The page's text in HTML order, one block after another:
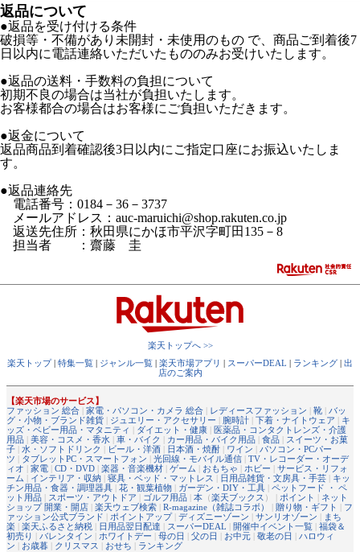
返品について
●返品を受け付ける条件
破損等・不備があり未開封・未使用のもの で、商品ご到着後7
日以内に電話連絡いただいたもののみお受けいたします。
●返品の送料・手数料の負担について
初期不良の場合は当社が負担いたします。
お客様都合の場合はお客様にご負担いただきます。
●返金について
返品商品到着確認後3日以内にご指定口座にお振込いたしま
す。
●返品連絡先
電話番号：0184－36－3737
メールアドレス：auc-maruichi@shop.rakuten.co.jp
返送先住所：秋田県にかほ市平沢字町田135－8
担当者 ：齋藤 圭
楽天トップへ >>
楽天トップ
特集一覧 ジャンル一覧 楽天市場アプリ スーパーDEAL ランキング
出
店のご案内
【楽天市場のサービス】
ファッション 総合
家電・パソコン・カメラ 総合 レディースファッション 靴
バッ
グ・小物・ブランド雑貨
ジュエリー・アクセサリー 腕時計 下着・ナイトウェア
キ
ッズ・ベビー用品・マタニティ
ダイエット・健康
医薬品・コンタクトレンズ・介護
用品
美容・コスメ・香水 車・バイク カー用品・バイク用品 食品
スイーツ・お菓
子
水・ソフトドリンク ビール・洋酒 日本酒・焼酎 ワイン
パソコン・PCパー
ツ
タブレットPC・スマートフォン 光回線・モバイル通信
TV・レコーダー・オーデ
ィオ
家電 CD・DVD 楽器・音楽機材 ゲーム おもちゃ ホビー
サービス・リフォ
ーム
インテリア・収納 寝具・ベッド・マットレス 日用品雑貨・文房具・手芸
キッ
チン用品・食器・調理器具
花・観葉植物 ガーデン・DIY・工具
ペットフード ・ ペ
ット用品
スポーツ・アウトドア ゴルフ用品 本 （楽天ブックス ） | ポイント
ネット
ショップ 開業・開店
楽天ウェブ検索 R-magazine（雑誌コラボ） 贈り物・ギフト
フ
ァッション公式ブランド
ポイントアップ ディズニーゾーン サンリオゾーン
まち
楽
楽天ふるさと納税 日用品翌日配達 スーパーDEAL 開催中イベント一覧
福袋＆
初売り
バレンタイン ホワイトデー 母の日 父の日 お中元 敬老の日
ハロウィ
ン
お歳暮 クリスマス おせち ランキング